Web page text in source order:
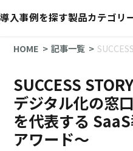
導入事例を探す製品カテゴリ
HOME 記事一覧
SUCCESS
デジタル化の窓
を代表する
アワード～